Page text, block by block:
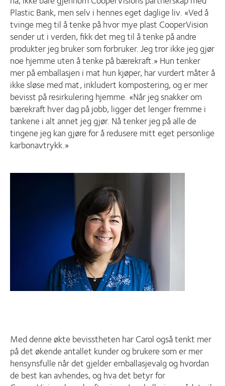
Plastic Bank, men selv i hennes eget daglige liv. «Ved å
tvinge meg til å tenke på hvor mye plast CooperVision
sender ut i verden, fikk det meg til å tenke på andre
produkter jeg bruker som forbruker. Jeg tror ikke jeg gjør
noe hjemme uten å tenke på bærekraft.» Hun tenker
mer på emballasjen i mat hun kjøper, har vurdert måter å
ikke sløse med mat, inkludert kompostering, og er mer
bevisst på resirkulering hjemme. «Når jeg snakker om
bærekraft hver dag på jobb, ligger det lenger fremme i
tankene i alt annet jeg gjør. Nå tenker jeg på alle de
tingene jeg kan gjøre for å redusere mitt eget personlige
karbonavtrykk.»
Med denne økte bevisstheten har Carol også tenkt mer
på det økende antallet kunder og brukere som er mer
hensynsfulle når det gjelder emballasjevalg og hvordan
de best kan avhendes, og hva det betyr for